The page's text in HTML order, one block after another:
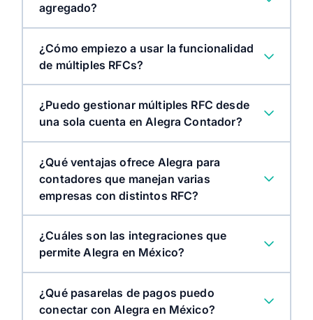
agregado?
¿Cómo empiezo a usar la funcionalidad
de múltiples RFCs?
¿Puedo gestionar múltiples RFC desde
una sola cuenta en Alegra Contador?
¿Qué ventajas ofrece Alegra para
contadores que manejan varias
empresas con distintos RFC?
Software de facturación
¿Cuáles son las integraciones que
permite Alegra en México?
¿Qué pasarelas de pagos puedo
conectar con Alegra en México?